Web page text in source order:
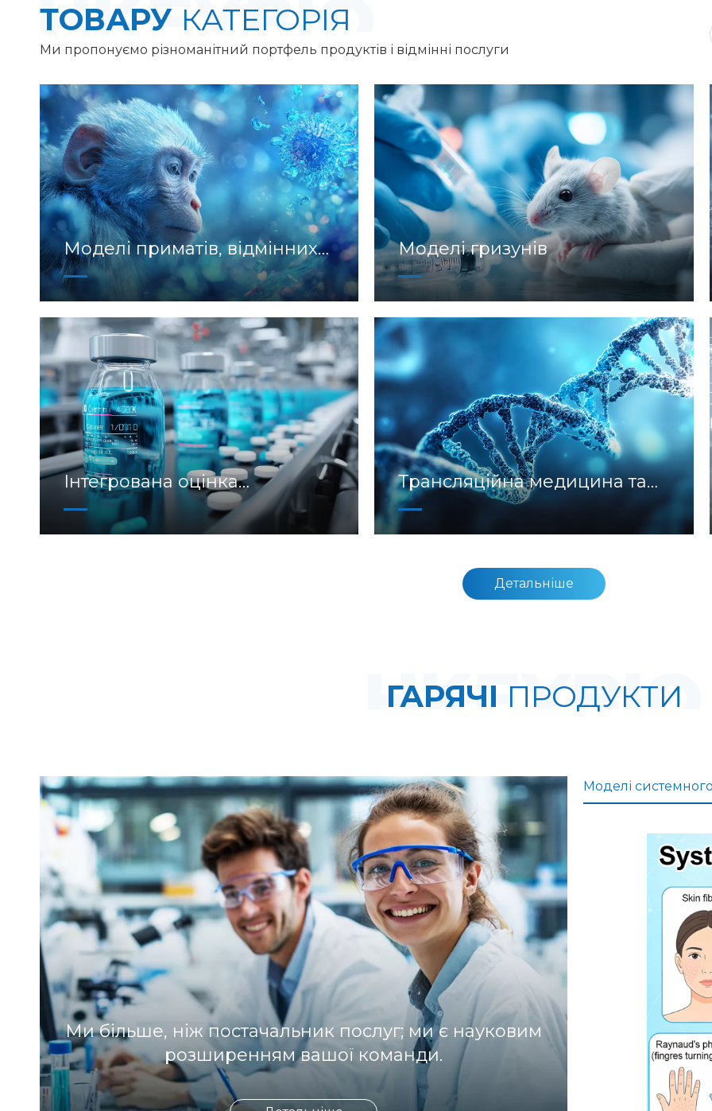
ТОВАРУ КАТЕГОРІЯ
Ми пропонуємо різноманітний портфель продуктів і відмінні послуги
Моделі приматів, відмінних
від людини (NHP).
Моделі гризунів
Інтегрована оцінка
ефективності
Трансляційна медицина та
біомаркери
Детальніше
ГАРЯЧІ ПРОДУКТИ
Ми більше, ніж постачальник послуг; ми є науковим
розширенням вашої команди.
Моделі